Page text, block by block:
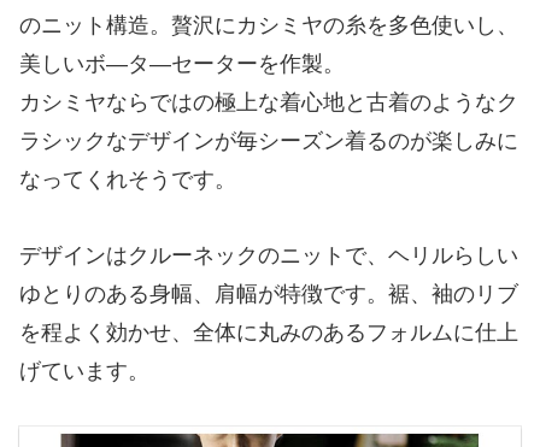
のニット構造。贅沢にカシミヤの糸を多色使いし、
美しいボ―タ―セーターを作製。
カシミヤならではの極上な着心地と古着のようなク
ラシックなデザインが毎シーズン着るのが楽しみに
なってくれそうです。
デザインはクルーネックのニットで、ヘリルらしい
ゆとりのある身幅、肩幅が特徴です。裾、袖のリブ
を程よく効かせ、全体に丸みのあるフォルムに仕上
げています。